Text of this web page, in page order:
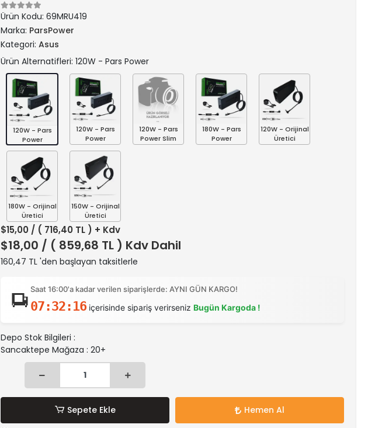
Ürün Kodu: 69MRU419
Marka: ParsPower
Kategori: Asus
Ürün Alternatifleri: 120W - Pars Power
120W - Pars
Power
120W - Pars
Power
120W - Pars
Power Slim
180W - Pars
Power
120W - Orijinal
Üretici
180W - Orijinal
Üretici
150W - Orijinal
Üretici
$15,00 / ( 716,40 TL ) + Kdv
$18,00 / ( 859,68 TL ) Kdv Dahil
160,47 TL 'den başlayan taksitlerle
Saat 16:00'a kadar verilen siparişlerde: AYNI GÜN KARGO!
07:32:15 içerisinde sipariş verirseniz Bugün Kargoda !
Depo Stok Bilgileri :
Sancaktepe Mağaza : 20+
Sepete Ekle Hemen Al